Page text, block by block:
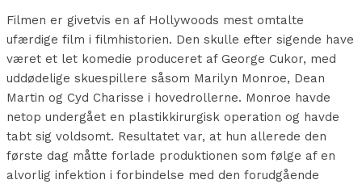
Filmen er givetvis en af Hollywoods mest omtalte
ufærdige film i filmhistorien. Den skulle efter sigende have
været et let komedie produceret af George Cukor, med
uddødelige skuespillere såsom Marilyn Monroe, Dean
Martin og Cyd Charisse i hovedrollerne. Monroe havde
netop undergået en plastikkirurgisk operation og havde
tabt sig voldsomt. Resultatet var, at hun allerede den
første dag måtte forlade produktionen som følge af en
alvorlig infektion i forbindelse med den forudgående